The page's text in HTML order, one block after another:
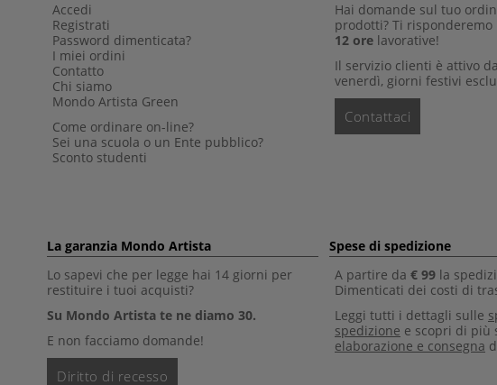
Accedi
Registrati
Password dimenticata?
I miei ordini
Contatto
Chi siamo
Mondo Artista Green
Come ordinare on-line?
Sei una scuola o un Ente pubblico?
Sconto studenti
Hai domande sul tuo
prodotti? Ti risponderemo
12 ore lavorative!
Il servizio clienti è attivo
venerdì, giorni festivi
Contattaci
La garanzia Mondo Artista
Lo sapevi che per legge hai 14 giorni per
restituire i tuoi acquisti?
Su Mondo Artista te ne diamo 30.
E non facciamo domande!
Diritto di recesso
Spese di spedizione
A partire da € 99 la
Dimenticati dei costi di
Leggi tutti i dettagli sulle
spedizione e scopri di più
elaborazione e consegna